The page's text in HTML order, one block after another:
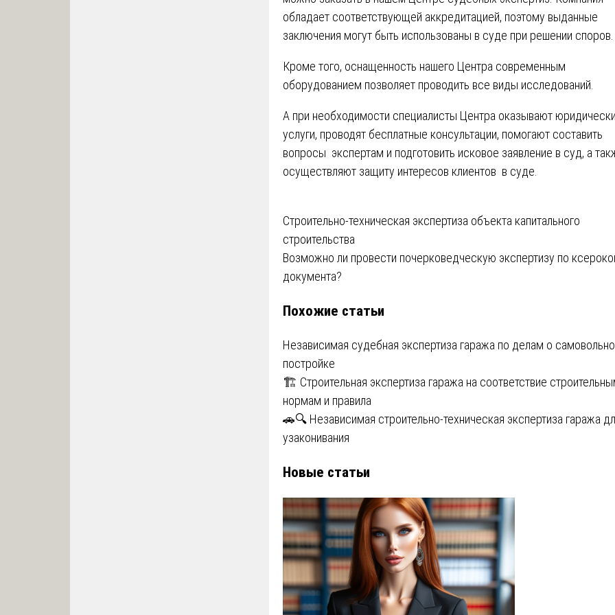
обладает соответствующей аккредитацией, поэтому выданные
заключения могут быть использованы в суде при решении споров.
Кроме того, оснащенность нашего Центра современным
оборудованием позволяет проводить все виды исследований.
А при необходимости специалисты Центра оказывают
услуги, проводят бесплатные консультации, помогают составить
вопросы экспертам и подготовить исковое заявление в суд, а
осуществляют защиту интересов клиентов в суде.
Навигация
по
записям
Строительно-техническая экспертиза объекта капитального
строительства
Возможно ли провести почерковедческую экспертизу по
документа?
Похожие статьи
Независимая судебная экспертиза гаража по делам о
постройке
🏗️ Строительная экспертиза гаража на соответствие
нормам и правила
🚗🔍 Независимая строительно-техническая экспертиза гаража
узаконивания
Новые статьи